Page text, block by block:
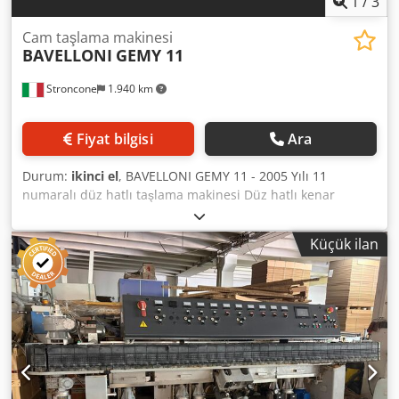
Stroncone 1.940 km
Cam taşlama makinesi
BAVELLONI GEMY 11
Fiyat bilgisi Ara
Durum: ikinci el, BAVELLONI GEMY 11 - 2005 Yılı 11
numaralı düz hatlı taşlama makinesi Düz hatlı kenar
taşlama makinesi, 11 tekerlekli Minimum işlenebilir boyut:
35 x 35 mm Dsdpfezq Afzjx Aliskr Kalınlık: 3 ila 40 mm
arasında Güç: 22 Kw Hız: 0,5 ila 5 metre/dakika arasında
İşlenen doğrusal metre: 459.788
Küçük ilan